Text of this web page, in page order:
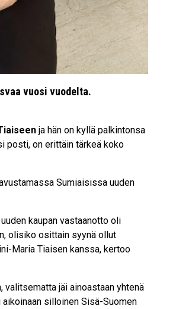
vuosi vuodelta.
ja hän on kyllä palkintonsa
posti, on erittäin tärkeä koko
Sumiaisissa uuden
kaupan vastaanotto oli
olisiko osittain syynä ollut
Maria Tiaisen kanssa, kertoo
valitsematta jäi ainoastaan yhtenä
silloinen Sisä-Suomen